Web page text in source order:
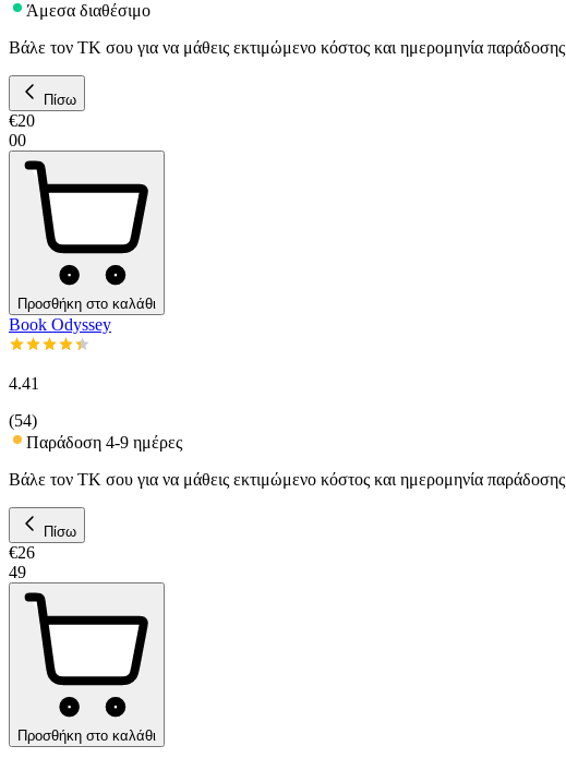
Άμεσα διαθέσιμο
Βάλε τον ΤΚ σου για να μάθεις εκτιμώμενο κόστος και ημερομηνία παράδοσης
Πίσω
€20
00
Προσθήκη στο καλάθι
Book Odyssey
4.41
(54)
Παράδοση 4-9 ημέρες
Βάλε τον ΤΚ σου για να μάθεις εκτιμώμενο κόστος και ημερομηνία παράδοσης
Πίσω
€26
49
Προσθήκη στο καλάθι